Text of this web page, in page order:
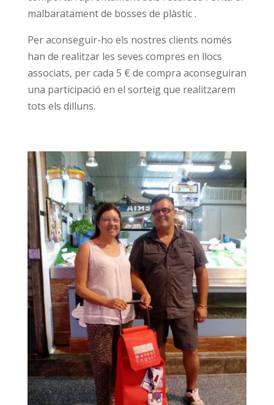
malbaratament de bosses de plàstic .
Per aconseguir-ho els nostres clients només
han de realitzar les seves compres en llocs
associats, per cada 5 € de compra aconseguiran
una participació en el sorteig que realitzarem
tots els dilluns.